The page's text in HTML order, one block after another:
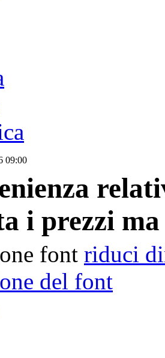
09:00
i prezzi
font riduci
del font